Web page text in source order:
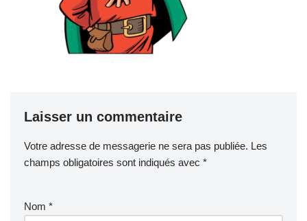
Laisser un commentaire
Votre adresse de messagerie ne sera pas publiée. Les
champs obligatoires sont indiqués avec *
Nom *